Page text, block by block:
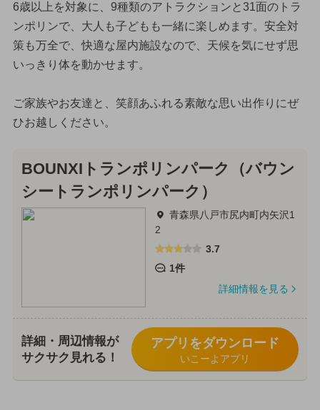
6歳以上を対象に、9種類のアトラクションと31面のトラ
ンポリンで、大人も子どもも一緒に楽しめます。安全対
策も万全で、快適な屋内施設なので、天候を気にせず思
いっきり体を動かせます。
ご家族やお友達と、笑顔あふれる素敵な思い出作りにぜ
ひお越しください。
BOUNXIトランポリンパーク（バウン
シートランポリンパーク）
青森県八戸市尻内町内矢沢1
2
3.7
1件
詳細情報を見る
詳細・周辺情報が
サクサク見れる！
アプリをダウンロード
いこーよアプリ